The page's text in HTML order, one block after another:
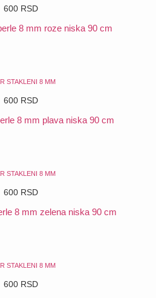
600 RSD
8 mm roze niska 90 cm
STAKLENI 8 MM
600 RSD
8 mm plava niska 90 cm
STAKLENI 8 MM
600 RSD
8 mm zelena niska 90 cm
STAKLENI 8 MM
600 RSD